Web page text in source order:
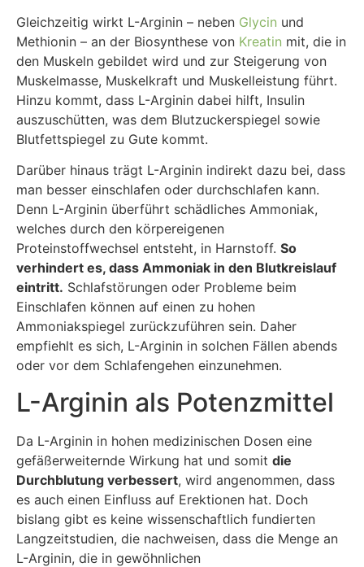
Gleichzeitig wirkt L-Arginin – neben Glycin und
Methionin – an der Biosynthese von Kreatin mit, die in
den Muskeln gebildet wird und zur Steigerung von
Muskelmasse, Muskelkraft und Muskelleistung führt.
Hinzu kommt, dass L-Arginin dabei hilft, Insulin
auszuschütten, was dem Blutzuckerspiegel sowie
Blutfettspiegel zu Gute kommt.
Darüber hinaus trägt L-Arginin indirekt dazu bei, dass
man besser einschlafen oder durchschlafen kann.
Denn L-Arginin überführt schädliches Ammoniak,
welches durch den körpereigenen
Proteinstoffwechsel entsteht, in Harnstoff. So
verhindert es, dass Ammoniak in den Blutkreislauf
eintritt. Schlafstörungen oder Probleme beim
Einschlafen können auf einen zu hohen
Ammoniakspiegel zurückzuführen sein. Daher
empfiehlt es sich, L-Arginin in solchen Fällen abends
oder vor dem Schlafengehen einzunehmen.
L-Arginin als Potenzmittel
Da L-Arginin in hohen medizinischen Dosen eine
gefäßerweiternde Wirkung hat und somit die
Durchblutung verbessert, wird angenommen, dass
es auch einen Einfluss auf Erektionen hat. Doch
bislang gibt es keine wissenschaftlich fundierten
Langzeitstudien, die nachweisen, dass die Menge an
L-Arginin, die in gewöhnlichen